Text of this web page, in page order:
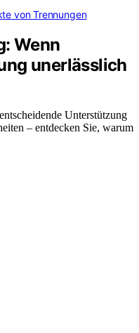
von Trennungen
Wenn
unerlässlich
Unterstützung
– entdecken Sie, warum